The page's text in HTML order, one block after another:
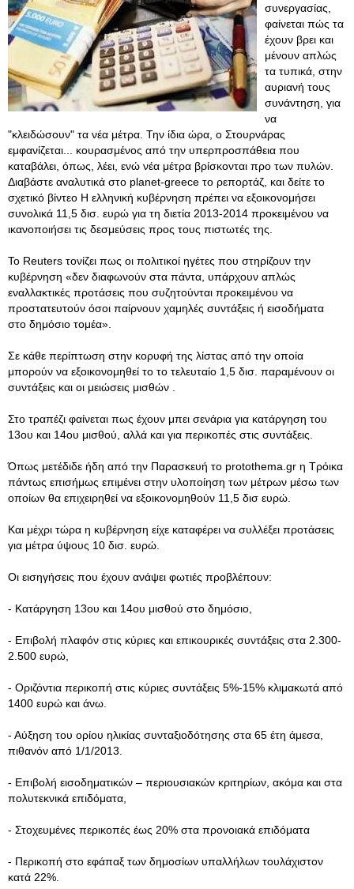
συνεργασίας,
φαίνεται πώς τα
έχουν βρει και
μένουν απλώς
τα τυπικά, στην
αυριανή τους
συνάντηση, για
να
"κλειδώσουν" τα νέα μέτρα. Την ίδια ώρα, ο Στουρνάρας
εμφανίζεται... κουρασμένος από την υπερπροσπάθεια που
καταβάλει, όπως, λέει, ενώ νέα μέτρα βρίσκονται προ των πυλών.
Διαβάστε αναλυτικά στο planet-greece το ρεπορτάζ, και δείτε το
σχετικό βίντεο Η ελληνική κυβέρνηση πρέπει να εξοικονομήσει
συνολικά 11,5 δισ. ευρώ για τη διετία 2013-2014 προκειμένου να
ικανοποιήσει τις δεσμεύσεις προς τους πιστωτές της.
Το Reuters τονίζει πως οι πολιτικοί ηγέτες που στηρίζουν την
κυβέρνηση «δεν διαφωνούν στα πάντα, υπάρχουν απλώς
εναλλακτικές προτάσεις που συζητούνται προκειμένου να
προστατευτούν όσοι παίρνουν χαμηλές συντάξεις ή εισοδήματα
στο δημόσιο τομέα».
Σε κάθε περίπτωση στην κορυφή της λίστας από την οποία
μπορούν να εξοικονομηθεί το το τελευταίο 1,5 δισ. παραμένουν οι
συντάξεις και οι μειώσεις μισθών .
Στο τραπέζι φαίνεται πως έχουν μπει σενάρια για κατάργηση του
13ου και 14ου μισθού, αλλά και για περικοπές στις συντάξεις.
Όπως μετέδιδε ήδη από την Παρασκευή το protothema.gr η Τρόικα
πάντως επισήμως επιμένει στην υλοποίηση των μέτρων μέσω των
οποίων θα επιχειρηθεί να εξοικονομηθούν 11,5 δισ ευρώ.
Και μέχρι τώρα η κυβέρνηση είχε καταφέρει να συλλέξει προτάσεις
για μέτρα ύψους 10 δισ. ευρώ.
Οι εισηγήσεις που έχουν ανάψει φωτιές προβλέπουν:
- Κατάργηση 13ου και 14ου μισθού στο δημόσιο,
- Επιβολή πλαφόν στις κύριες και επικουρικές συντάξεις στα 2.300-
2.500 ευρώ,
- Οριζόντια περικοπή στις κύριες συντάξεις 5%-15% κλιμακωτά από
1400 ευρώ και άνω.
- Αύξηση του ορίου ηλικίας συνταξιοδότησης στα 65 έτη άμεσα,
πιθανόν από 1/1/2013.
- Επιβολή εισοδηματικών – περιουσιακών κριτηρίων, ακόμα και στα
πολυτεκνικά επιδόματα,
- Στοχευμένες περικοπές έως 20% στα προνοιακά επιδόματα
- Περικοπή στο εφάπαξ των δημοσίων υπαλλήλων τουλάχιστον
κατά 22%.